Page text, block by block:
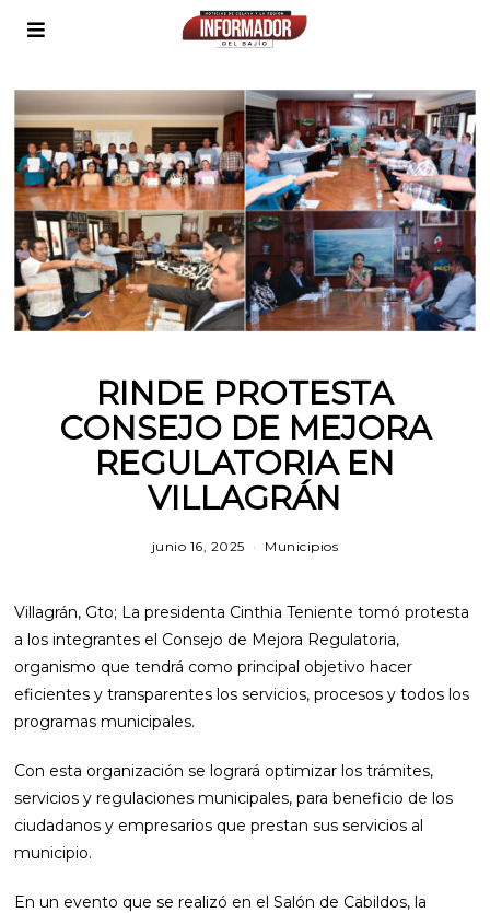
RINDE PROTESTA
CONSEJO DE MEJORA
REGULATORIA EN
VILLAGRÁN
junio 16, 2025 Municipios
Villagrán, Gto; La presidenta Cinthia Teniente tomó protesta
a los integrantes el Consejo de Mejora Regulatoria,
organismo que tendrá como principal objetivo hacer
eficientes y transparentes los servicios, procesos y todos los
programas municipales.
Con esta organización se logrará optimizar los trámites,
servicios y regulaciones municipales, para beneficio de los
ciudadanos y empresarios que prestan sus servicios al
municipio.
En un evento que se realizó en el Salón de Cabildos, la